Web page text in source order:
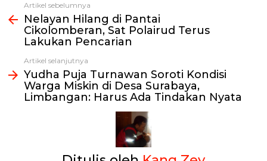
Lihat
selengkapnya
Artikel sebelumnya
Nelayan Hilang di Pantai
Cikolomberan, Sat Polairud Terus
Lakukan Pencarian
Artikel selanjutnya
Yudha Puja Turnawan Soroti Kondisi
Warga Miskin di Desa Surabaya,
Limbangan: Harus Ada Tindakan Nyata